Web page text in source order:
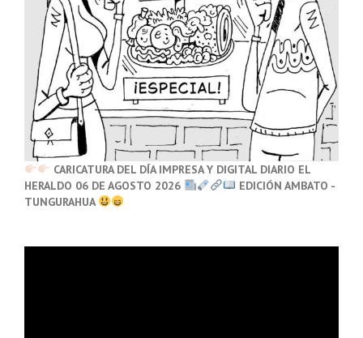
CARICATURA DEL DÍA IMPRESA Y DIGITAL DIARIO EL
HERALDO 06 DE AGOSTO 2026
EDICIÓN AMBATO -
TUNGURAHUA